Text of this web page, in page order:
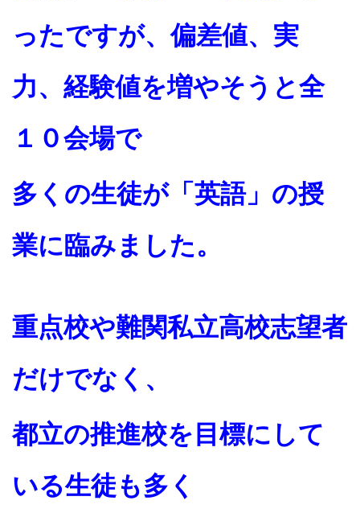
ったですが、偏差値、実
力、 経験値を増やそうと全
１０会場で
多くの生徒が「英語」の授
業に臨みました。
重点校や難関私立高校志望者
だけでなく、
都立の推進校を目標にして
いる生徒も多く